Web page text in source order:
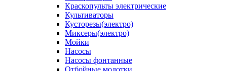
Краскопульты электрические
Культиваторы
Кусторезы(электро)
Миксеры(электро)
Мойки
Насосы
Насосы фонтанные
Отбойные молотки